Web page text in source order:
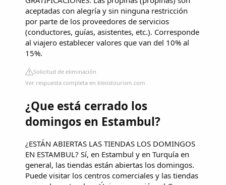
aceptadas con alegría y sin ninguna restricción
por parte de los proveedores de servicios
(conductores, guías, asistentes, etc.). Corresponde
al viajero establecer valores que van del 10% al
15%.
Solicitud de eliminación
Ver respuesta completa en kleostourism.com
¿Que está cerrado los
domingos en Estambul?
¿ESTÁN ABIERTAS LAS TIENDAS LOS DOMINGOS
EN ESTAMBUL? Sí, en Estambul y en Turquía en
general, las tiendas están abiertas los domingos.
Puede visitar los centros comerciales y las tiendas